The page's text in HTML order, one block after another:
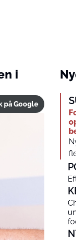
i
på Google